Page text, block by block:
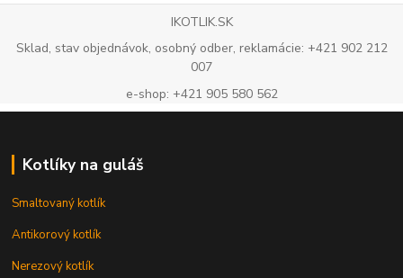
IKOTLIK.SK
Sklad, stav objednávok, osobný odber, reklamácie: +421 902 212
007
e-shop: +421 905 580 562
Kotlíky na guláš
Smaltovaný kotlík
Antikorový kotlík
Nerezový kotlík